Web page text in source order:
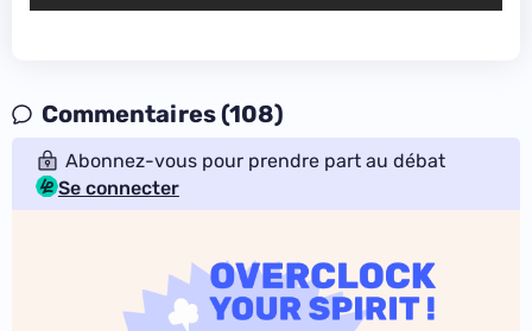
Commentaires (108)
Abonnez-vous pour prendre part au débat
Se connecter